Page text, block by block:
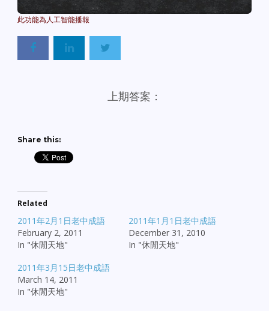
上期答案：
Share this:
Related
2011年2月1日老中成語
February 2, 2011
In "休閒天地"
2011年1月1日老中成語
December 31, 2010
In "休閒天地"
2011年3月15日老中成語
March 14, 2011
In "休閒天地"